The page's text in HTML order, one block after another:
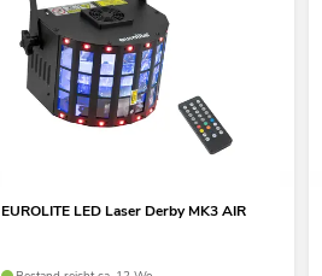
EUROLITE LED Laser Derby MK3 AIR